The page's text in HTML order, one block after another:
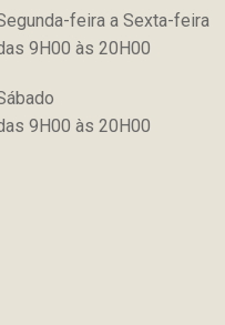
feira a Sexta-feira
9H00 às 20H00
9H00 às 20H00